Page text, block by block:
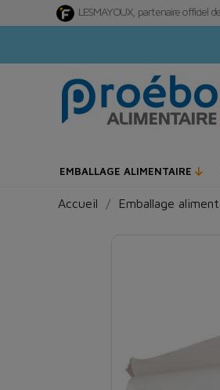
LESMAYOUX, partenaire officiel
EMBALLAGE ALIMENTAIRE
Accueil Emballage